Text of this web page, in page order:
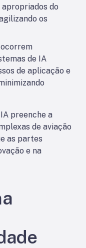
do
os
ocorrem
de IA
de aplicação e
preenche a
de aviação
as partes
e na